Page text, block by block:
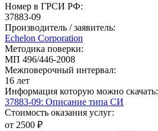
Номер в ГРСИ РФ:
37883-09
Производитель / заявитель:
Echelon Corporation
Методика поверки:
МП 496/446-2008
Межповерочный интервал:
16 лет
Информация которую можно скачать:
37883-09: Описание типа СИ
Стоимость оказания услуг:
от 2500 ₽